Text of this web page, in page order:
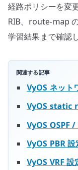
経路ポリシーを変
RIB、route-map
学習結果まで確認
関連する記事
VyOS ネット
VyOS static
VyOS OSPF
VyOS PBR
VyOS VRF